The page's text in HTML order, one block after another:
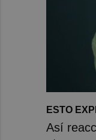
ESTO
Así